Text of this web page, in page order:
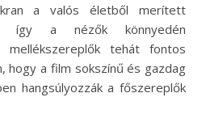
a valós életből merített
így a nézők könnyedén
mellékszereplők tehát fontos
hogy a film sokszínű és gazdag
hangsúlyozzák a főszereplők